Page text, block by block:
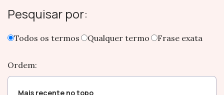
Pesquisar por:
Todos os termos Qualquer termo Frase exata
Ordem: